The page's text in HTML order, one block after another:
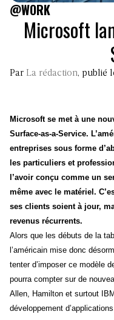
@WORK
Microsoft
Par La rédaction, publié
Microsoft se met à une
Surface-as-a-Service.
entreprises sous forme
les particuliers et
l’avoir conçu comme un
même avec le matériel.
ses clients soient à jour,
revenus récurrents.
Alors que les débuts de la
l’américain mise donc
tenter d’imposer ce modèle
pourra compter sur de
Allen, Hamilton et surtout
développement